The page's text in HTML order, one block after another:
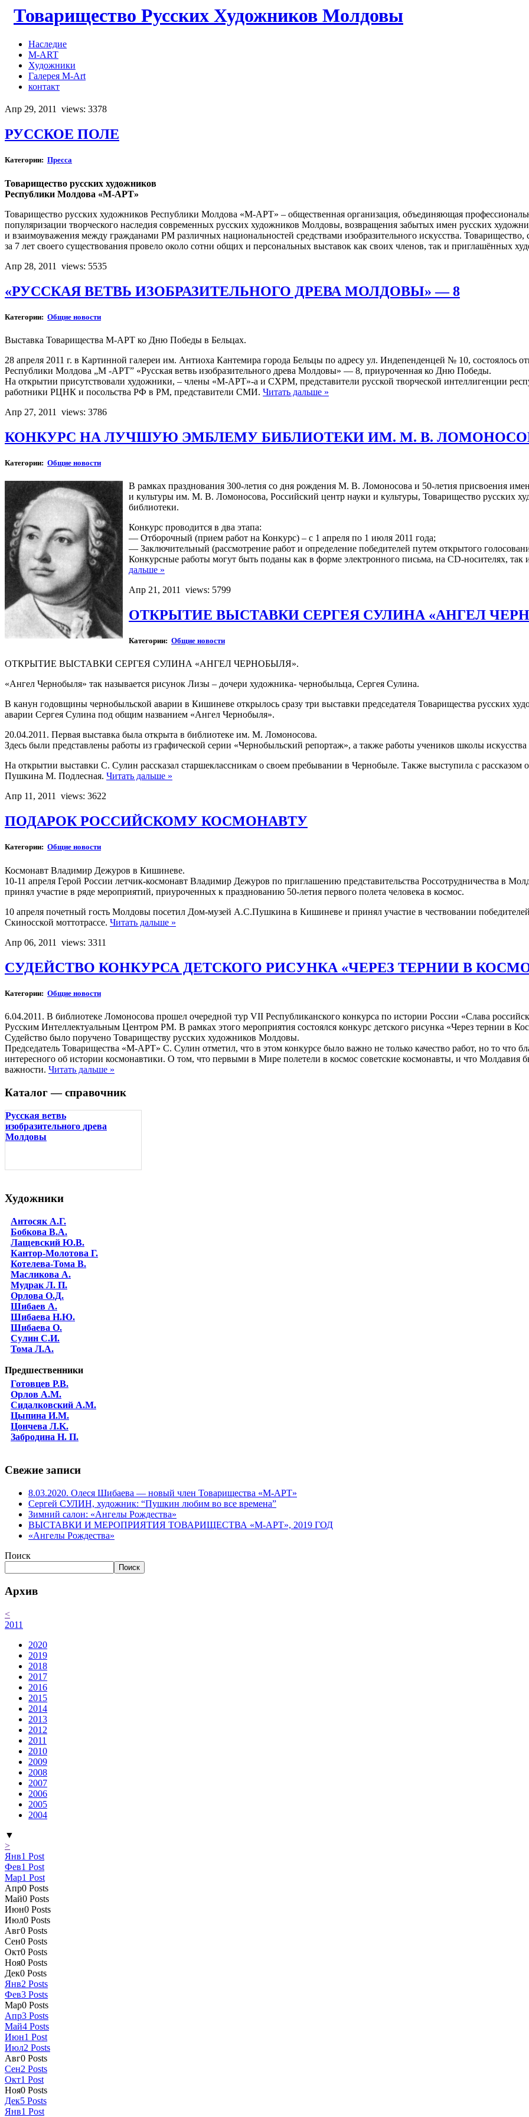
Товарищество Русских Художников Молдовы
Наследие
M-ART
Художники
Галерея M-Art
контакт
Апр 29, 2011 views: 3378
РУССКОЕ ПОЛЕ
Категории: Пресса
Товарищество русских художников
Республики Молдова «М-АРТ»
Товарищество русских художников Республики Молдова «М-АРТ» – общественная организация, объединяющая
популяризации творческого наследия современных русских художников Молдовы, возвращения забытых имен русских
и взаимоуважения между гражданами РМ различных национальностей средствами изобразительного искусства.
за 7 лет своего существования провело около сотни общих и персональных выставок как своих членов, так и приглашённых
Апр 28, 2011
views: 5535
«РУССКАЯ ВЕТВЬ ИЗОБРАЗИТЕЛЬНОГО ДРЕВА МОЛДОВЫ» — 8
Категории: Общие новости
Выставка Товарищества М-АРТ ко Дню Победы в Бельцах.
28 апреля 2011 г. в Картинной галереи им. Антиоха Кантемира города Бельцы по адресу ул. Индепенденцей № 10, состоялось
Республики Молдова „M -AРT” «Русская ветвь изобразительного древа Молдовы» — 8, приуроченная ко Дню Победы.
На открытии присутствовали художники, – члены «М-АРТ»-а и СХРМ, представители русской творческой интеллигенции
работники РЦНК и посольства РФ в РМ, представители СМИ. Читать дальше »
Апр 27, 2011
views: 3786
КОНКУРС НА ЛУЧШУЮ ЭМБЛЕМУ БИБЛИОТЕКИ ИМ. М. В.
Категории: Общие новости
В рамках празднования 300-летия со дня рождения М. В. Ломоносова и 50-летия присвоения
и культуры им. М. В. Ломоносова, Российский центр науки и культуры, Товарищество
библиотеки.
Конкурс проводится в два этапа:
— Отборочный (прием работ на Конкурс) – с 1 апреля по 1 июля 2011 года;
— Заключительный (рассмотрение работ и определение победителей путем открытого
Конкурсные работы могут быть поданы как в форме электронного письма, на CD-носителях, так
дальше »
Апр 21, 2011
views: 5799
ОТКРЫТИЕ ВЫСТАВКИ СЕРГЕЯ СУЛИНА «АНГЕЛ
Категории: Общие новости
ОТКРЫТИЕ ВЫСТАВКИ СЕРГЕЯ СУЛИНА «АНГЕЛ ЧЕРНОБЫЛЯ».
«Ангел Чернобыля» так называется рисунок Лизы – дочери художника- чернобыльца, Сергея Сулина.
В канун годовщины чернобыльской аварии в Кишиневе открылось сразу три выставки председателя Товарищества русских
аварии Сергея Сулина под общим названием «Ангел Чернобыля».
20.04.2011. Первая выставка была открыта в библиотеке им. М. Ломоносова.
Здесь были представлены работы из графической серии «Чернобыльский репортаж», а также работы учеников школы
На открытии выставки С. Сулин рассказал старшеклассникам о своем пребывании в Чернобыле. Также выступила с рассказом
Пушкина М. Подлесная. Читать дальше »
Апр 11, 2011
views: 3622
ПОДАРОК РОССИЙСКОМУ КОСМОНАВТУ
Категории: Общие новости
Космонавт Владимир Дежуров в Кишиневе.
10-11 апреля Герой России летчик-космонавт Владимир Дежуров по приглашению представительства Россотрудничества в
принял участие в ряде мероприятий, приуроченных к празднованию 50-летия первого полета человека в космос.
10 апреля почетный гость Молдовы посетил Дом-музей А.С.Пушкина в Кишиневе и принял участие в чествовании
Скиносской моттотрассе. Читать дальше »
Апр 06, 2011
views: 3311
СУДЕЙСТВО КОНКУРСА ДЕТСКОГО РИСУНКА «ЧЕРЕЗ ТЕРНИИ В
Категории: Общие новости
6.04.2011. В библиотеке Ломоносова прошел очередной тур VII Республиканского конкурса по истории России «Слава
Русским Интеллектуальным Центром РМ. В рамках этого мероприятия состоялся конкурс детского рисунка «Через тернии в
Судейство было поручено Товариществу русских художников Молдовы.
Председатель Товарищества «М-АРТ» С. Сулин отметил, что в этом конкурсе было важно не только качество работ, но то что
интересного об истории космонавтики. О том, что первыми в Мире полетели в космос советские космонавты, и что Молдавия
важности. Читать дальше »
Каталог — справочник
Русская ветвь
изобразительного древа
Молдовы
Художники
Антосяк А.Г.
Бобкова В.А.
Лащевский Ю.В.
Кантор-Молотова Г.
Котелева-Тома В.
Масликова А.
Мудрак Л. П.
Орлова О.Д.
Шибаев А.
Шибаева Н.Ю.
Шибаева O.
Сулин С.И.
Тома Л.А.
Предшественники
Готовцев Р.В.
Орлов А.М.
Сидалковский А.М.
Цыпина И.М.
Цончева Л.K.
Забродина Н. П.
Свежие записи
8.03.2020. Олеся Шибаева — новый член Товарищества «М-АРТ»
Сергей СУЛИН, художник: “Пушкин любим во все времена”
Зимний салон: «Ангелы Рождества»
ВЫСТАВКИ И МЕРОПРИЯТИЯ ТОВАРИЩЕСТВА «М-АРТ», 2019 ГОД
«Ангелы Рождества»
Поиск
Поиск
Архив
<
2011
2020
2019
2018
2017
2016
2015
2014
2013
2012
2011
2010
2009
2008
2007
2006
2005
2004
▼
>
Янв1 Post
Фев1 Post
Мар1 Post
Апр0 Posts
Май0 Posts
Июн0 Posts
Июл0 Posts
Авг0 Posts
Сен0 Posts
Окт0 Posts
Ноя0 Posts
Дек0 Posts
Янв2 Posts
Фев3 Posts
Мар0 Posts
Апр3 Posts
Май4 Posts
Июн1 Post
Июл2 Posts
Авг0 Posts
Сен2 Posts
Окт1 Post
Ноя0 Posts
Дек5 Posts
Янв1 Post